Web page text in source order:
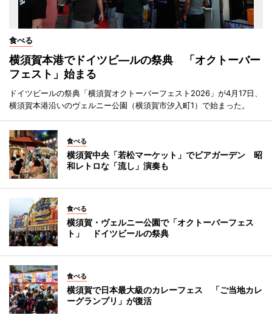
食べる
横須賀本港でドイツビ―ルの祭典 「オクトーバー
フェスト」始まる
ドイツビールの祭典「横須賀オクトーバーフェスト2026」が4月17日、
横須賀本港沿いのヴェルニー公園（横須賀市汐入町1）で始まった。
食べる
横須賀中央「若松マーケット」でビアガーデン 昭
和レトロな「流し」演奏も
食べる
横須賀・ヴェルニー公園で「オクトーバーフェス
ト」 ドイツビールの祭典
食べる
横須賀で日本最大級のカレーフェス 「ご当地カレ
ーグランプリ」が復活